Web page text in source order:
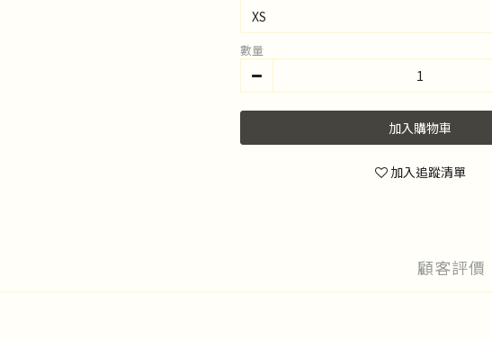
數量
加入購物車
加入追蹤清單
顧客評價